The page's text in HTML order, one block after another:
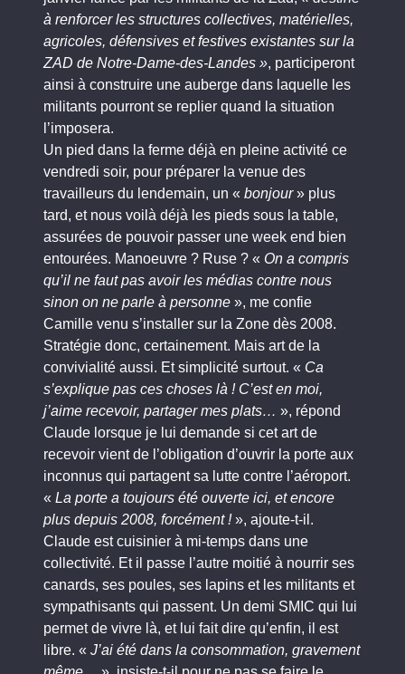
à renforcer les structures collectives, matérielles,
agricoles, défensives et festives existantes sur la
ZAD de Notre-Dame-des-Landes », participeront
ainsi à construire une auberge dans laquelle les
militants pourront se replier quand la situation
l’imposera.
Un pied dans la ferme déjà en pleine activité ce
vendredi soir, pour préparer la venue des
travailleurs du lendemain, un « bonjour» plus
tard, et nous voilà déjà les pieds sous la table,
assurées de pouvoir passer une week end bien
entourées. Manoeuvre ? Ruse ? « On a compris
qu’il ne faut pas avoir les médias contre nous
sinon on ne parle à personne », me confie
Camille venu s’installer sur la Zone dès 2008.
Stratégie donc, certainement. Mais art de la
convivialité aussi. Et simplicité surtout. « Ca
s’explique pas ces choses là ! C’est en moi,
j’aime recevoir, partager mes plats… », répond
Claude lorsque je lui demande si cet art de
recevoir vient de l’obligation d’ouvrir la porte aux
inconnus qui partagent sa lutte contre l’aéroport.
« La porte a toujours été ouverte ici, et encore
plus depuis 2008, forcément !», ajoute-t-il.
Claude est cuisinier à mi-temps dans une
collectivité. Et il passe l’autre moitié à nourrir ses
canards, ses poules, ses lapins et les militants et
sympathisants qui passent. Un demi SMIC qui lui
permet de vivre là, et lui fait dire qu’enfin, il est
libre. « J’ai été dans la consommation, gravement